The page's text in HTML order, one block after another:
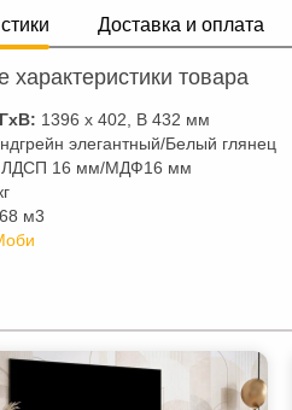
Доставка и оплата
характеристики товара
1396 x 402, В 432 мм
элегантный/Белый глянец
ЛДСП 16 мм/МДФ16 мм
м3